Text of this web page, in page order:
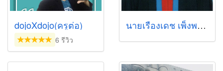
dojoXdojo(ครูต่อ)
6 รีวิว
นายเรืองเดช เพ็งพารา (นาย)